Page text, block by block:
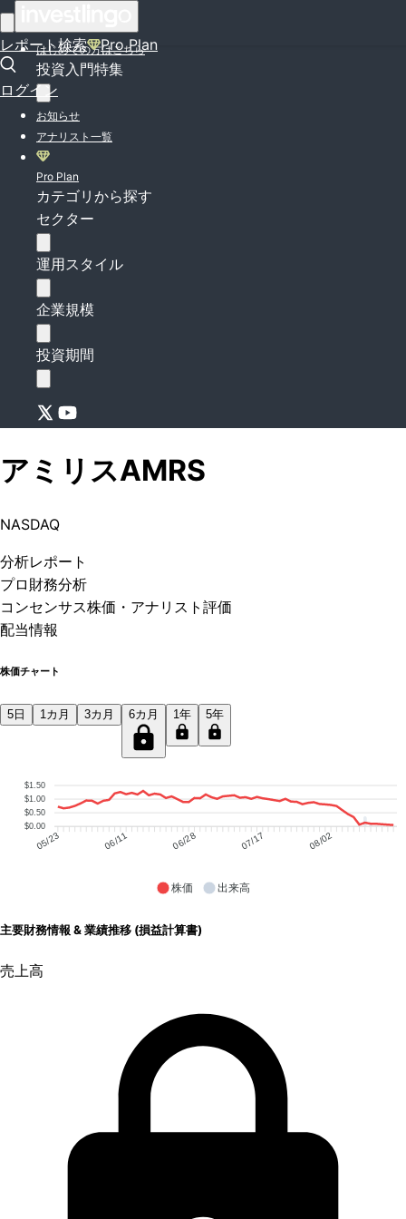
レポート検索 Pro Plan
ログイン
はじめての方はこちら
投資入門特集
お知らせ
アナリスト一覧
Pro Plan
カテゴリから探す
セクター
運用スタイル
企業規模
投資期間
アミリスAMRS
NASDAQ
分析レポート
プロ 財務分析
コンセンサス株価 ・アナリスト評価
配当情報
株価チャート
5日 1カ月 3カ月 6カ月 1年 5年
$1.50
$1.00
$0.50
$0.00
05/23 06/11 06/28 07/17 08/02
株価 出来高
主要財務情報 & 業績推移 (損益計算書)
売上高